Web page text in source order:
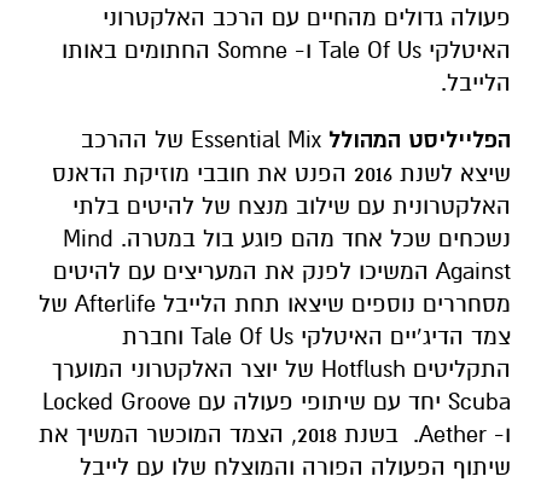
פעולה גדולים מהחיים עם הרכב האלקטרוני
האיטלקי Tale Of Us ו- Somne החתומים באותו
הלייבל.
הפלייליסט המהולל
Essential Mix של ההרכב
שיצא לשנת 2016 הפנט את חובבי מוזיקת הדאנס
האלקטרונית עם שילוב מנצח של להיטים בלתי
נשכחים שכל אחד מהם פוגע בול במטרה. Mind
Against המשיכו לפנק את המעריצים עם להיטים
מסחררים נוספים שיצאו תחת הלייבל Afterlife של
צמד הדיג’יים האיטלקי Tale Of Us וחברת
התקליטים Hotflush של יוצר האלקטרוני המוערך
Scuba יחד עם שיתופי פעולה עם Locked Groove
ו- Aether. בשנת 2018, הצמד המוכשר המשיך את
שיתוף הפעולה הפורה והמוצלח שלו עם לייבל